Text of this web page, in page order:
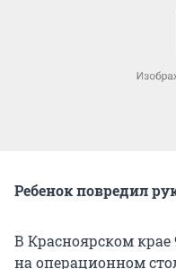
Ребенок повредил
В Красноярском крае
на операционном